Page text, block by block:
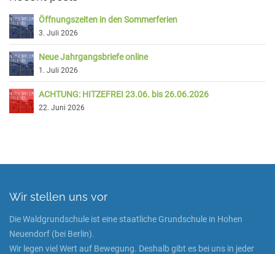
Öffnungszeiten in den Sommerferien
3. Juli 2026
Neue Jahrgangsbriefe online
1. Juli 2026
ACHTUNG: HITZEFREI 23.06. bis 26.06.2026
22. Juni 2026
Wir stellen uns vor
Die Waldgrundschule ist eine staatliche Grundschule in Hohen
Neuendorf (bei Berlin).
Wir legen viel Wert auf Bewegung. Deshalb gibt es bei uns in jeder